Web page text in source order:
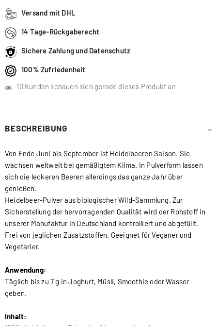
Versand mit DHL
14 Tage-Rückgaberecht
Sichere Zahlung und Datenschutz
100% Zufriedenheit
10 Kunden schauen sich gerade dieses Produkt an
BESCHREIBUNG
Von Ende Juni bis September ist Heidelbeeren Saison. Sie
wachsen weltweit bei gemäßigtem Klima. In Pulverform lassen
sich die leckeren Beeren allerdings das ganze Jahr über
genießen.
Heidelbeer-Pulver aus biologischer Wild-Sammlung. Zur
Sicherstellung der hervorragenden Qualität wird der Rohstoff in
unserer Manufaktur in Deutschland kontrolliert und abgefüllt.
Frei von jeglichen Zusatzstoffen. Geeignet für Veganer und
Vegetarier.
Anwendung:
Täglich bis zu 7 g in Joghurt, Müsli, Smoothie oder Wasser
geben.
Inhalt: